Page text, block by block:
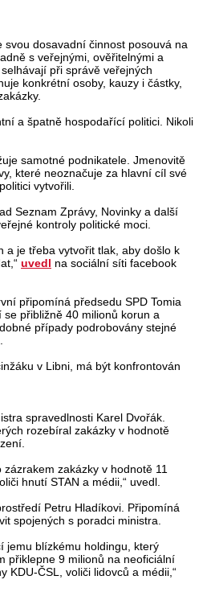
dosavadní činnost posouvá na
s veřejnými, ověřitelnými a
při správě veřejných
konkrétní osoby, kauzy i částky,
a špatně hospodařící politici. Nikoli
samotné podnikatele. Jmenovitě
které neoznačuje za hlavní cíl své
vytvořili.
Seznam Zprávy, Novinky a další
kontroly politické moci.
a je třeba vytvořit tlak, aby došlo k
uvedl na sociální síti facebook
připomíná předsedu SPD Tomia
přibližně 40 milionů korun a
případy podrobovány stejné
v Libni, má být konfrontován
spravedlnosti Karel Dvořák.
rozebíral zakázky v hodnotě
zakázky v hodnotě 11
hnutí STAN a médii,“ uvedl.
Petru Hladíkovi. Připomíná
spojených s poradci ministra.
jemu blízkému holdingu, který
přiklepne 9 milionů na neoficiální
KDU-ČSL, voliči lidovců a médii,“